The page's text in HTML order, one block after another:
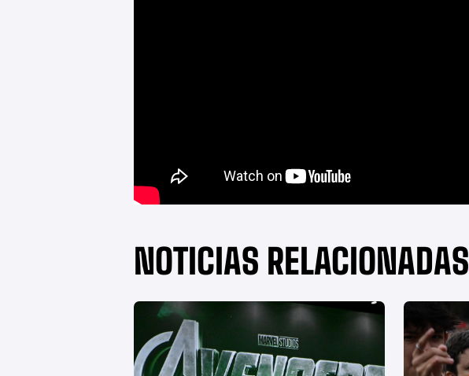
NOTICIAS RELACIONADAS